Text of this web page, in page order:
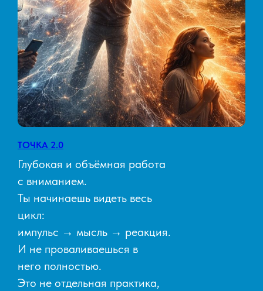
ТОЧКА 2.0
Глубокая и объёмная работа
с вниманием.
Ты начинаешь видеть весь
цикл:
импульс → мысль → реакция.
И не проваливаешься в
него полностью.
Это не отдельная практика,